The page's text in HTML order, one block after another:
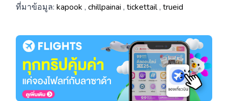
ที่มาข้อมูล: kapook , chillpainai , tickettail, trueid